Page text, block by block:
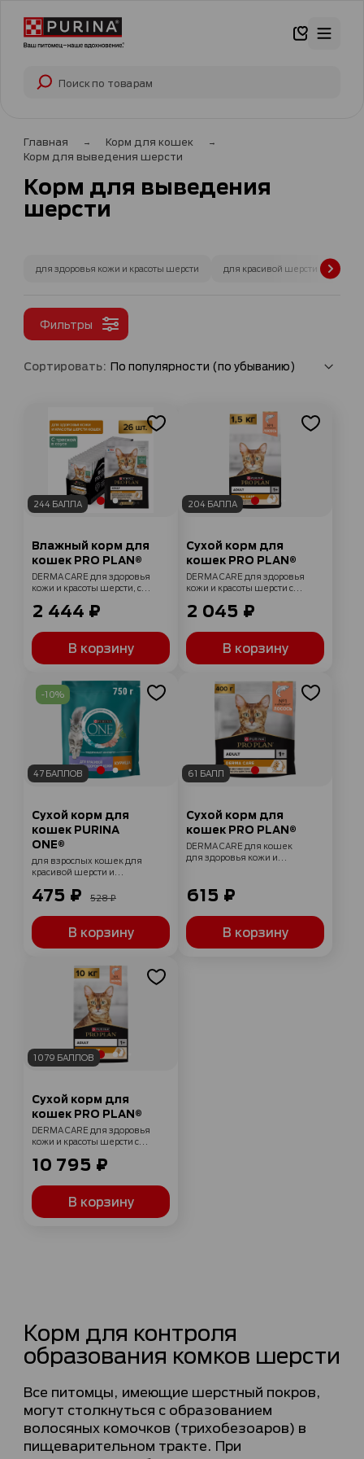
Главная
Корм для кошек
Корм для выведения шерсти
Корм для выведения
шерсти
для здоровья кожи и красоты шерсти для красивой шерсти и
Сортировать:
244 БАЛЛА
Влажный корм для
кошек PRO PLAN®
DERMA CARE для здоровья
кожи и красоты шерсти, с
2 444 ₽
В корзину
204 БАЛЛА
Сухой корм для
кошек PRO PLAN®
DERMA CARE для здоровья
кожи и красоты шерсти с
2 045 ₽
В корзину
-10%
47 БАЛЛОВ
Сухой корм для
кошек PURINA
ONE®
для взрослых кошек для
красивой шерсти и
750 г
475 ₽ 528 ₽
В корзину
61 БАЛЛ
Сухой корм для
кошек PRO PLAN®
DERMA CARE для кошек
для здоровья кожи и
615 ₽
В корзину
1079 БАЛЛОВ
Сухой корм для
кошек PRO PLAN®
DERMA CARE для здоровья
кожи и красоты шерсти с
10 795 ₽
В корзину
Фильтры
Корм для контроля
образования комков шерсти
Все питомцы, имеющие шерстный покров,
могут столкнуться с образованием
волосяных комочков (трихобезоаров) в
пищеварительном тракте. При